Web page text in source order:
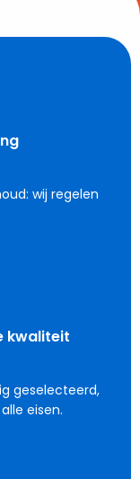
wij regelen
kwaliteit
geselecteerd,
eisen.